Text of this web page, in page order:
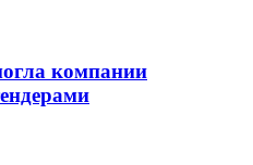
компании